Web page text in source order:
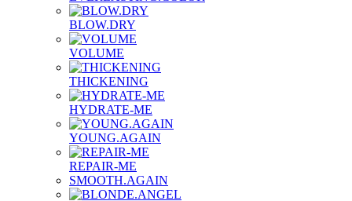
BLOW.DRY
VOLUME
THICKENING
HYDRATE-ME
YOUNG.AGAIN
REPAIR-ME
SMOOTH.AGAIN